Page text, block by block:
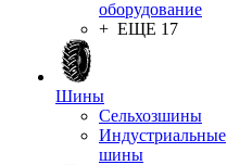
оборудование
+ ЕЩЕ 17
Шины
Сельхозшины
Индустриальные
шины